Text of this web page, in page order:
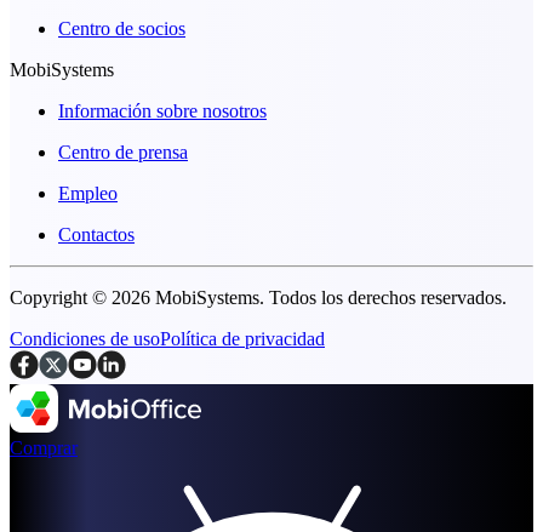
Centro de socios
MobiSystems
Información sobre nosotros
Centro de prensa
Empleo
Contactos
Copyright © 2026 MobiSystems. Todos los derechos reservados.
Condiciones de usoPolítica de privacidad
Comprar